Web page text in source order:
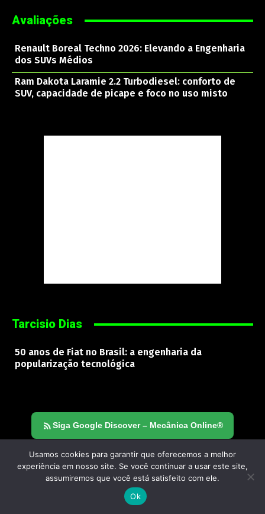
Avaliações
Renault Boreal Techno 2026: Elevando a Engenharia
dos SUVs Médios
Ram Dakota Laramie 2.2 Turbodiesel: conforto de
SUV, capacidade de picape e foco no uso misto
Tarcisio Dias
50 anos de Fiat no Brasil: a engenharia da
popularização tecnológica
Siga Google Discover – Mecânica Online®
Mecânica Online ® | © 2000–2026 | Todos os direitos
reservados. Reprodução proibida sem autorização.
Usamos cookies para garantir que oferecemos a melhor
experiência em nosso site. Se você continuar a usar este site,
assumiremos que você está satisfeito com ele.
Ok